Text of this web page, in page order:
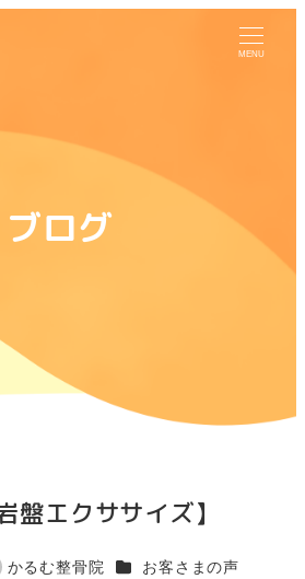
MENU
ブログ
盤エクササイズ】
かるむ整骨院 カテゴリー
お客さまの声